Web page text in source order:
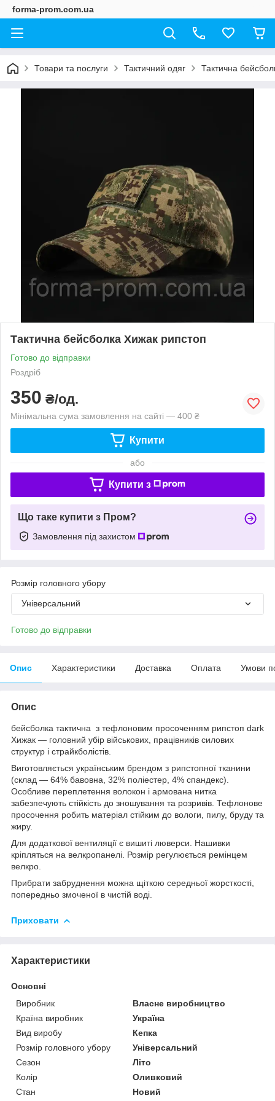
forma-prom.com.ua
Товари та послуги Тактичний одяг Тактична
Тактична бейсболка Хижак рипстоп
Готово до відправки
Роздріб
350 ₴/од.
Мінімальна сума замовлення на сайті — 400 ₴
Купити
або
Купити з
Що таке купити з Пром?
Замовлення під захистом
Розмір головного убору
Універсальний
Готово до відправки
Опис Характеристики Доставка Оплата Умови
Опис
бейсболка тактична з тефлоновим просоченням рипстоп dark
Хижак — головний убір військових, працівників силових
структур і страйкболістів.
Виготовляється українським брендом з рипстопної тканини
(склад — 64% бавовна, 32% поліестер, 4% спандекс).
Особливе переплетення волокон і армована нитка
забезпечують стійкість до зношування та розривів. Тефлонове
просочення робить матеріал стійким до вологи, пилу, бруду та
жиру.
Для додаткової вентиляції є вишиті люверси. Нашивки
кріпляться на велкропанелі. Розмір регулюється ремінцем
велкро.
Прибрати забруднення можна щіткою середньої жорсткості,
попередньо змоченої в чистій воді.
Приховати
Характеристики
Основні
Виробник
Власне виробництво
Країна виробник
Україна
Вид виробу
Кепка
Розмір головного убору
Універсальний
Сезон
Літо
Колір
Оливковий
Стан
Новий